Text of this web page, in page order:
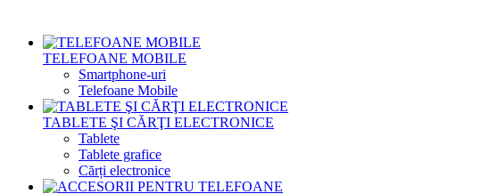
TELEFOANE MOBILE
Smartphone-uri
Telefoane Mobile
TABLETE ŞI CĂRŢI ELECTRONICE
Tablete
Tablete grafice
Cărți electronice